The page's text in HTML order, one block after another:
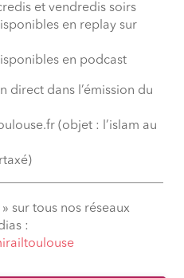
et vendredis soirs
en replay sur
en podcast
direct dans l’émission du
(objet : l’islam au
sur tous nos réseaux
: